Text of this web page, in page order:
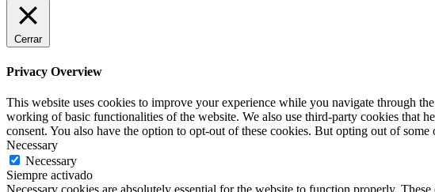
Cerrar
Privacy Overview
This website uses cookies to improve your experience while you navigate through
working of basic functionalities of the website. We also use third-party cookies that
consent. You also have the option to opt-out of these cookies. But opting out of
Necessary
Necessary
Siempre activado
Necessary cookies are absolutely essential for the website to function properly.